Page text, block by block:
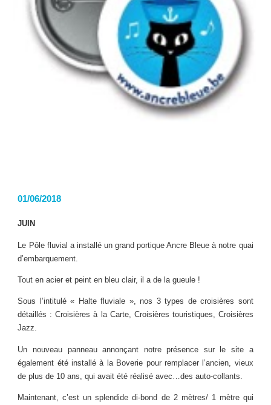
01/06/2018
JUIN
Le Pôle fluvial a installé un grand portique Ancre Bleue à notre quai
d’embarquement.
Tout en acier et peint en bleu clair, il a de la gueule !
Sous l’intitulé « Halte fluviale », nos 3 types de croisières sont
détaillés : Croisières à la Carte, Croisières touristiques, Croisières
Jazz.
Un nouveau panneau annonçant notre présence sur le site a
également été installé à la Boverie pour remplacer l’ancien, vieux
de plus de 10 ans, qui avait été réalisé avec…des auto-collants.
Maintenant, c’est un splendide di-bond de 2 mètres/ 1 mètre qui